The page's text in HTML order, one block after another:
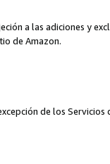
a las adiciones y
de Amazon.
de los